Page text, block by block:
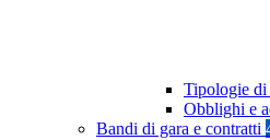
Tipologie
Obblighi e
Bandi di gara e contratti